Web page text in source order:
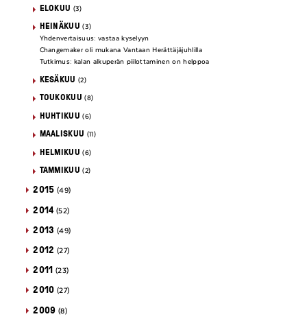
ELOKUU (3)
HEINÄKUU (3)
Yhdenvertaisuus: vastaa kyselyyn
Changemaker oli mukana Vantaan Herättäjäjuhlilla
Tutkimus: kalan alkuperän piilottaminen on helppoa
KESÄKUU (2)
TOUKOKUU (8)
HUHTIKUU (6)
MAALISKUU (11)
HELMIKUU (6)
TAMMIKUU (2)
2015 (49)
2014 (52)
2013 (49)
2012 (27)
2011 (23)
2010 (27)
2009 (8)